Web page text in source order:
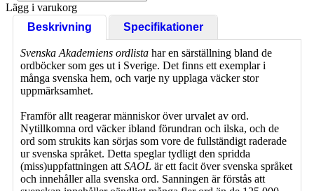
Lägg i varukorg
Beskrivning
Specifikationer
Svenska Akademiens ordlista har en särställning bland de
ordböcker som ges ut i Sverige. Det finns ett exemplar i
många svenska hem, och varje ny upplaga väcker stor
uppmärksamhet.
Framför allt reagerar människor över urvalet av ord.
Nytillkomna ord väcker ibland förundran och ilska, och de
ord som strukits kan sörjas som vore de fullständigt raderade
ur svenska språket. Detta speglar tydligt den spridda
(miss)uppfattningen att SAOL är ett facit över svenska språket
och innehåller alla svenska ord. Sanningen är förstås att